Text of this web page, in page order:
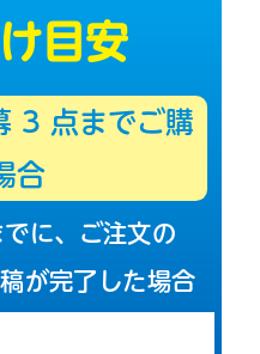
目安
3 点までご購
合
に、ご注文の
が完了した場合